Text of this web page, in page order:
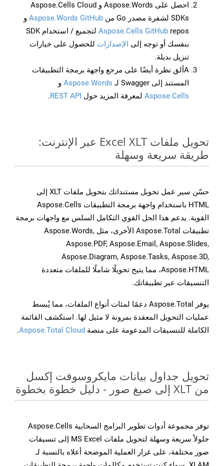
احصل على Aspose.Words و Aspose.Cells Cloud
SDKs لشفرة مصدر Go من
Aspose.Words GitHub و
Aspose.Cells GitHub
repos لتجميع / استخدام SDK
بنفسك أو توجه إلى الإصدارات للحصول على خيارات
تنزيل بديلة.
Aألق نظرة أيضًا على مرجع واجهة برمجة التطبيقات
المستند إلى Swagger لـ
Aspose.Words و
Aspose.Cells لمعرفة المزيد حول REST API
.
تحويل ملفات Excel XLT عبر الإنترنت:
طريقة سريعة وسهلة
حسّن سير عمل تحويل مستنداتك بتحويل ملفات XLT إلى
HTML باستخدام واجهة برمجة التطبيقات Aspose.Cells
القوية. يدعم هذا الحل القوي التكامل السلس مع واجهات برمجة
تطبيقات Aspose.Total الأخرى، مثل Aspose.Words,
Aspose.PDF, Aspose.Email, Aspose.Slides,
Aspose.Diagram, Aspose.Tasks, Aspose.3D,
Aspose.HTML، مما يتيح تحويلًا شاملًا للملفات متعددة
التنسيقات عبر تطبيقاتك.
يوفر Aspose.Total دعمًا لمئات أنواع الملفات، مما يُبسط
عمليات التحويل المعقدة بمرونة لا مثيل لها. استكشف القائمة
الكاملة للتنسيقات المدعومة على منصة Aspose.Total Cloud
.
تحويل جداول بيانات مايكروسوفت إكسل
من XLT إلى صيغ صور - دليل خطوة بخطوة
توفر مجموعة أدوات تطوير البرامج السحابية Aspose.Cells
حلولاً سريعة وسهلة لتحويل ملفات MS Excel إلى تنسيقات
صور مختلفة، على غرار العملية الموضحة أعلاه بالنسبة لـ